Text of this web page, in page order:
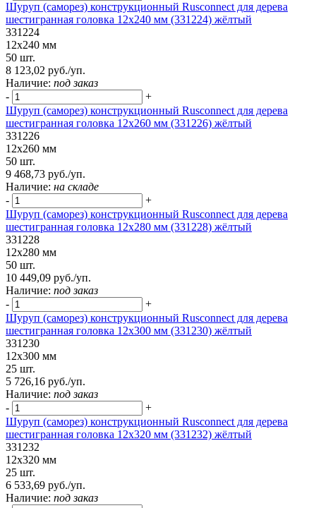
Шуруп (саморез) конструкционный Rusconnect для дерева
шестигранная головка 12х240 мм (331224) жёлтый
331224
12х240 мм
50 шт.
8 123,02 руб./уп.
Наличие: под заказ
-
+
Шуруп (саморез) конструкционный Rusconnect для дерева
шестигранная головка 12х260 мм (331226) жёлтый
331226
12х260 мм
50 шт.
9 468,73 руб./уп.
Наличие: на складе
-
+
Шуруп (саморез) конструкционный Rusconnect для дерева
шестигранная головка 12х280 мм (331228) жёлтый
331228
12х280 мм
50 шт.
10 449,09 руб./уп.
Наличие: под заказ
-
+
Шуруп (саморез) конструкционный Rusconnect для дерева
шестигранная головка 12х300 мм (331230) жёлтый
331230
12х300 мм
25 шт.
5 726,16 руб./уп.
Наличие: под заказ
-
+
Шуруп (саморез) конструкционный Rusconnect для дерева
шестигранная головка 12х320 мм (331232) жёлтый
331232
12х320 мм
25 шт.
6 533,69 руб./уп.
Наличие: под заказ